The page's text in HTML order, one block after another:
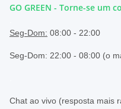
GO GREEN - Torne-se um
Seg-Dom: 08:00 - 22:00
Seg-Dom: 22:00 - 08:00 (o
Chat ao vivo (resposta mais